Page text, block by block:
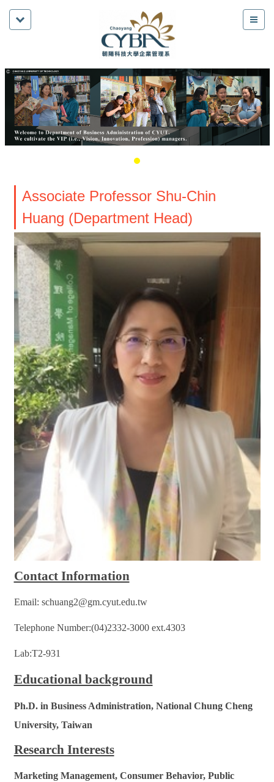
Associate Professor Shu-Chin
Huang (Department Head)
Contact Information
Email: schuang2@gm.cyut.edu.tw
Telephone Number:(04)2332-3000 ext.4303
Lab:T2-931
Educational background
Ph.D. in Business Administration, National Chung Cheng
University, Taiwan
Research Interests
Marketing Management, Consumer Behavior, Public